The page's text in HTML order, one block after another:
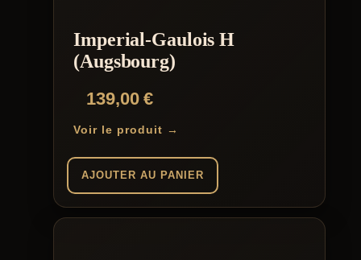
Imperial-Gaulois H
(Augsbourg)
139,00€
Voir le produit →
AJOUTER AU PANIER